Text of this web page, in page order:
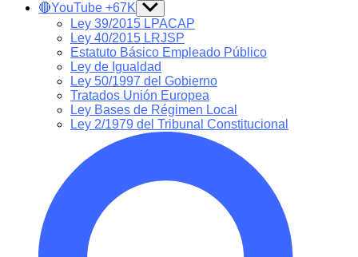
🔴YouTube +67K Show
sub
menu
Ley 39/2015 LPACAP
Ley 40/2015 LRJSP
Estatuto Básico Empleado Público
Ley de Igualdad
Ley 50/1997 del Gobierno
Tratados Unión Europea
Ley Bases de Régimen Local
Ley 2/1979 del Tribunal Constitucional